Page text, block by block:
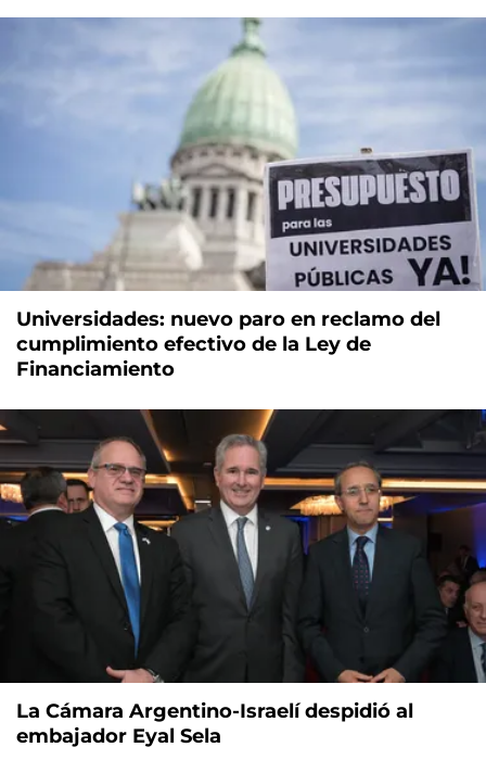
Universidades: nuevo paro en reclamo del
cumplimiento efectivo de la Ley de
Financiamiento
La Cámara Argentino-Israelí despidió al
embajador Eyal Sela